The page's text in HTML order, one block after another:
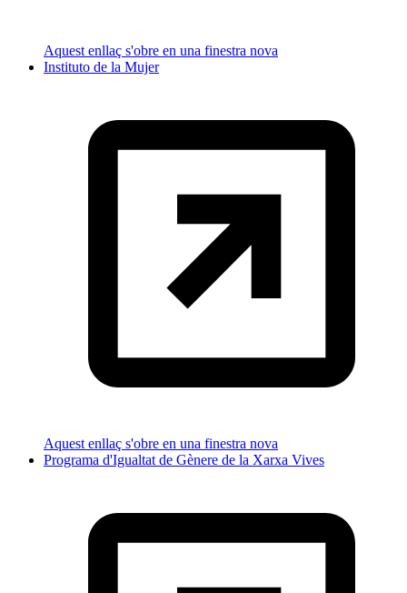
Aquest enllaç s'obre en una finestra nova
Instituto de la Mujer
Aquest enllaç s'obre en una finestra nova
Programa d'Igualtat de Gènere de la Xarxa Vives